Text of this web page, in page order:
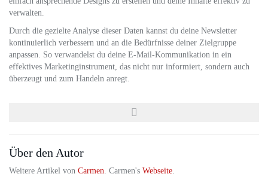
verwalten.
Durch die gezielte Analyse dieser Daten kannst du deine Newsletter
kontinuierlich verbessern und an die Bedürfnisse deiner Zielgruppe
anpassen. So verwandelst du deine E-Mail-Kommunikation in ein
effektives Marketinginstrument, das nicht nur informiert, sondern auch
überzeugt und zum Handeln anregt.
Über den Autor
Weitere Artikel von Carmen. Carmen's Webseite.